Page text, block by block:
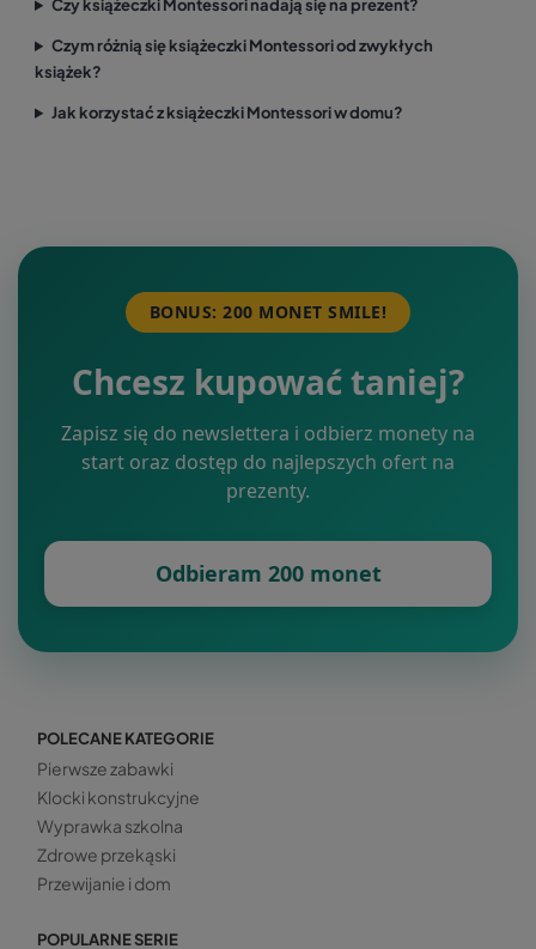
Czy książeczki Montessori nadają się na prezent?
Czym różnią się książeczki Montessori od zwykłych
książek?
Jak korzystać z książeczki Montessori w domu?
BONUS: 200 MONET SMILE!
Chcesz kupować taniej?
Zapisz się do newslettera i odbierz monety na
start oraz dostęp do najlepszych ofert na
prezenty.
Odbieram 200 monet
POLECANE KATEGORIE
Pierwsze zabawki
Klocki konstrukcyjne
Wyprawka szkolna
Zdrowe przekąski
Przewijanie i dom
POPULARNE SERIE